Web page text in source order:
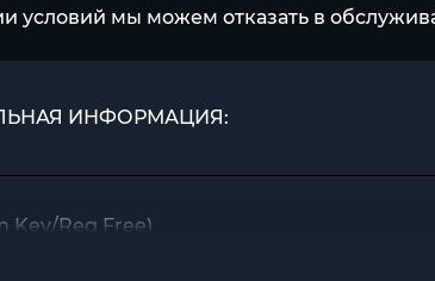
условий мы можем отказать в
ИНФОРМАЦИЯ:
Key/Reg Free)